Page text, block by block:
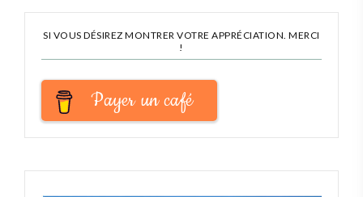
SI VOUS DÉSIREZ MONTRER VOTRE APPRÉCIATION. MERCI
!
Payer un café